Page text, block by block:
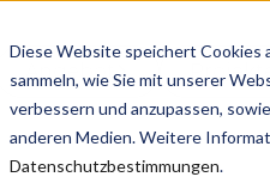
Diese Website speichert Cookies
sammeln, wie Sie mit unserer
verbessern und anzupassen,
anderen Medien. Weitere
Datenschutzbestimmungen.
Angebot